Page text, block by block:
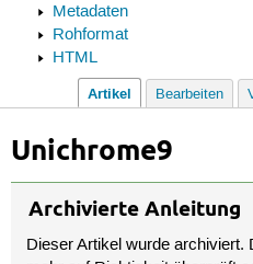
Metadaten
Rohformat
HTML
Artikel Bearbeiten
Unichrome9
Archivierte Anleitung
Dieser Artikel wurde archiviert.